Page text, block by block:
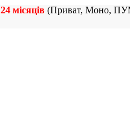
24 місяців(Приват, Моно,